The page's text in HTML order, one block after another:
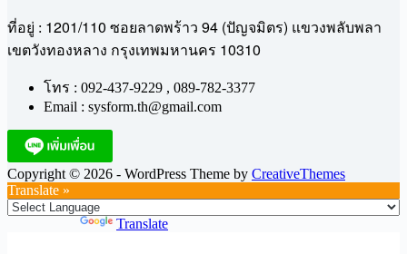
ที่อยู่ : 1201/110 ซอยลาดพร้าว 94 (ปัญจมิตร) แขวงพลับพลา
เขตวังทองหลาง กรุงเทพมหานคร 10310
โทร : 092-437-9229 , 089-782-3377
Email : sysform.th@gmail.com
Copyright © 2026 - WordPress Theme by CreativeThemes
Translate »
Translate